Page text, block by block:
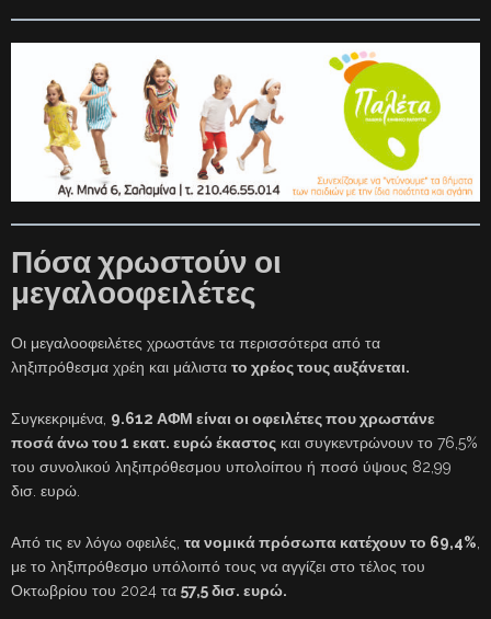
Πόσα χρωστούν οι
μεγαλοοφειλέτες
Οι μεγαλοοφειλέτες χρωστάνε τα περισσότερα από τα
ληξιπρόθεσμα χρέη και μάλιστα το χρέος τους αυξάνεται.
Συγκεκριμένα, 9.612 ΑΦΜ είναι οι οφειλέτες που χρωστάνε
ποσά άνω του 1 εκατ. ευρώ έκαστος και συγκεντρώνουν το 76,5%
του συνολικού ληξιπρόθεσμου υπολοίπου ή ποσό ύψους 82,99
δισ. ευρώ.
Από τις εν λόγω οφειλές, τα νομικά πρόσωπα κατέχουν το 69,4%
με το ληξιπρόθεσμο υπόλοιπό τους να αγγίζει στο τέλος του
Οκτωβρίου του 2024 τα 57,5 δισ. ευρώ.